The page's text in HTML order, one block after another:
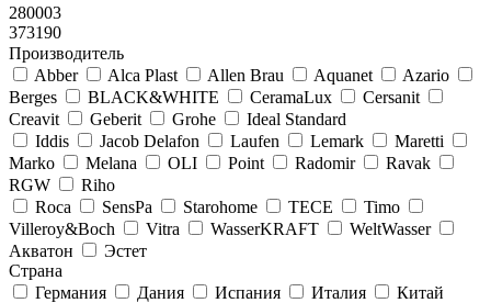
280003
373190
Производитель
Abber
Alca Plast Allen Brau Aquanet
Azario
Berges
BLACK&WHITE CeramaLux
Cersanit
Creavit
Geberit Grohe
Ideal Standard
Iddis
Jacob Delafon Laufen Lemark
Maretti
Marko
Melana OLI Point Radomir
Ravak
RGW
Riho
Roca
SensPa Starohome TECE
Timo
Villeroy&Boсh
Vitra WasserKRAFT
WeltWasser
Акватон
Эстет
Страна
Германия
Дания Испания Италия
Китай